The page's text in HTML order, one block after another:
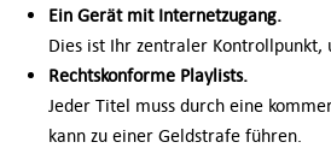
Ein Gerät mit Internetzugang.
Dies ist Ihr zentraler Kontrollpunkt,
Rechtskonforme Playlists.
Jeder Titel muss durch eine
kann zu einer Geldstrafe führen.